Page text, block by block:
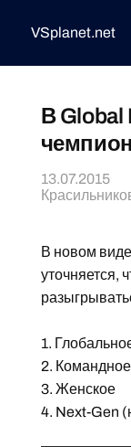
VSplanet.net
В Global
13.07.2015
В новом
уточняется,
1.
2. Командное
3. Женское
4. Next-Gen